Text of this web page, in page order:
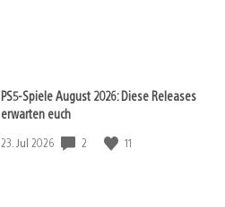
PS5-Spiele August 2026: Diese Releases
erwarten euch
Veröffentlichungsdatum:
23. Jul 2026 2 11